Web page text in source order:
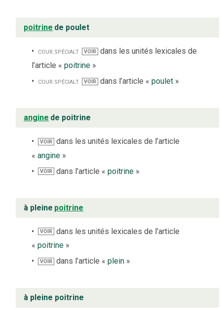
poitrine de poulet
cour.spécialt VOIR dans les unités lexicales de
l’article « poitrine »
cour.spécialt VOIR dans l’article « poulet»
angine de poitrine
VOIR
dans les unités lexicales de l’article
« angine »
VOIR dans l’article «poitrine »
à pleine poitrine
VOIR
dans les unités lexicales de l’article
« poitrine »
VOIR dans l’article «plein »
à pleine poitrine